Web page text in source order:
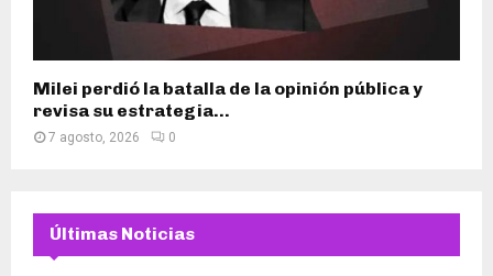
Milei perdió la batalla de la opinión pública y
revisa su estrategia...
7 agosto, 2026 0
Últimas Noticias